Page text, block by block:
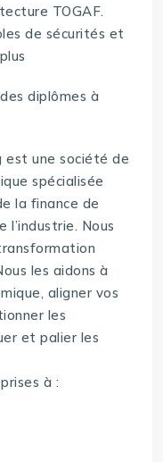
TOGAF.
de sécurités et
diplômes à
est une société de
spécialisée
la finance de
l’industrie. Nous
les aidons à
aligner vos
les
et palier les
à :